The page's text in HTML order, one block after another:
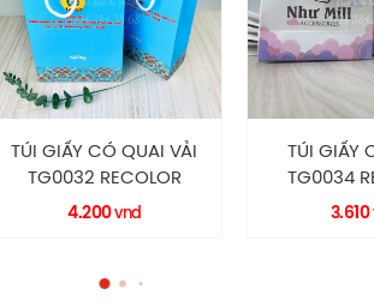
TÚI GIẤY CÓ QUAI
TG0034 RECOLOR
3.610vnd
TÚI GIẤY
TG0016
4.390